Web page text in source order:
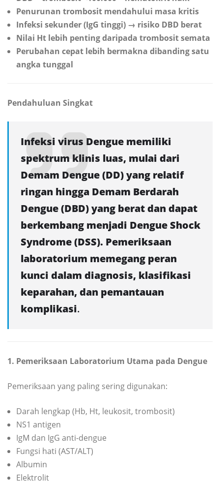
Penurunan trombosit mendahului masa kritis
Infeksi sekunder (IgG tinggi) → risiko DBD berat
Nilai Ht lebih penting daripada trombosit semata
Perubahan cepat lebih bermakna dibanding satu
angka tunggal
Pendahuluan Singkat
Infeksi virus Dengue memiliki
spektrum klinis luas, mulai dari
Demam Dengue (DD) yang relatif
ringan hingga Demam Berdarah
Dengue (DBD) yang berat dan dapat
berkembang menjadi Dengue Shock
Syndrome (DSS). Pemeriksaan
laboratorium memegang peran
kunci dalam diagnosis, klasifikasi
keparahan, dan pemantauan
komplikasi.
1. Pemeriksaan Laboratorium Utama pada Dengue
Pemeriksaan yang paling sering digunakan:
Darah lengkap (Hb, Ht, leukosit, trombosit)
NS1 antigen
IgM dan IgG anti-dengue
Fungsi hati (AST/ALT)
Albumin
Elektrolit